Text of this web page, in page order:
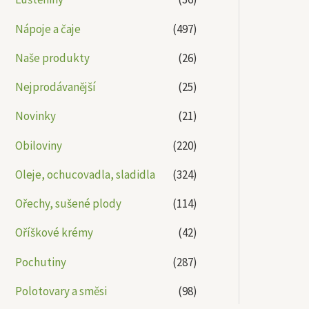
Nápoje a čaje
(497)
Naše produkty
(26)
Nejprodávanější
(25)
Novinky
(21)
Obiloviny
(220)
Oleje, ochucovadla, sladidla
(324)
Ořechy, sušené plody
(114)
Oříškové krémy
(42)
Pochutiny
(287)
Polotovary a směsi
(98)